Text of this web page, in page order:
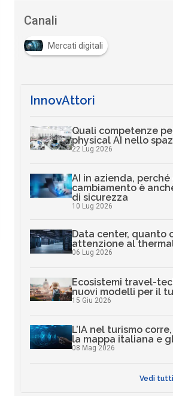
Canali
Mercati digitali
InnovAttori
Quali competenze
physical AI nello
22 Lug 2026
AI in azienda,
cambiamento è
di sicurezza
10 Lug 2026
Data center, quanto
attenzione al
06 Lug 2026
Ecosistemi travel-
nuovi modelli per il
15 Giu 2026
L’IA nel turismo
la mappa italiana e
08 Mag 2026
Vedi